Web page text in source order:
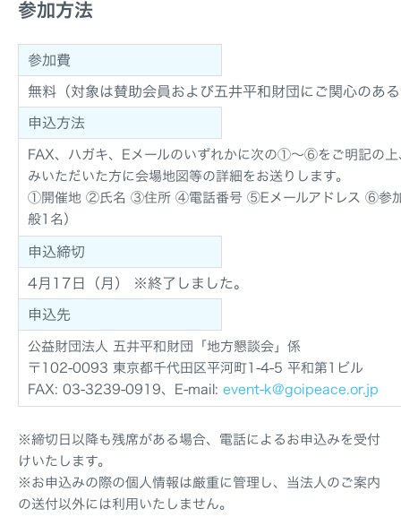
参加方法
参加費
無料（対象は賛助会員および五井平和財団にご関心のあ
申込方法
FAX、ハガキ、Eメールのいずれかに次の①～⑥をご明記の
みいただいた方に会場地図等の詳細をお送りします。
①開催地 ②氏名 ③住所 ④電話番号 ⑤Eメールアドレス ⑥参加
般1名）
申込締切
4月17日（月） ※終了しました。
申込先
公益財団法人 五井平和財団「地方懇談会」係
〒102-0093 東京都千代田区平河町1-4-5 平和第1ビル
FAX: 03-3239-0919、E-mail: event-k@goipeace.or.jp
※締切日以降も残席がある場合、電話によるお申込みを受付
けいたします。
※お申込みの際の個人情報は厳重に管理し、当法人のご案内
の送付以外には利用いたしません。